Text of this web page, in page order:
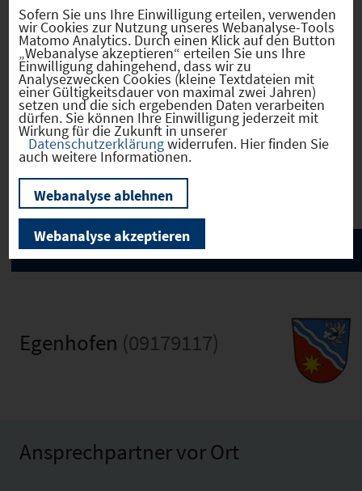
Verkehrsinfrastruktur
Kommunale Infrastruktur
Egenhofen (09179117)
Ansprechpartner vor Ort
Sofern Sie uns Ihre Einwilligung erteilen, verwenden
wir Cookies zur Nutzung unseres Webanalyse-Tools
Matomo Analytics. Durch einen Klick auf den Button
„Webanalyse akzeptieren“ erteilen Sie uns Ihre
Einwilligung dahingehend, dass wir zu
Analysezwecken Cookies (kleine Textdateien mit
einer Gültigkeitsdauer von maximal zwei Jahren)
setzen und die sich ergebenden Daten verarbeiten
dürfen. Sie können Ihre Einwilligung jederzeit mit
Wirkung für die Zukunft in unserer
Datenschutzerklärungwiderrufen. Hier finden Sie
auch weitere Informationen.
Webanalyse ablehnen
Webanalyse akzeptieren